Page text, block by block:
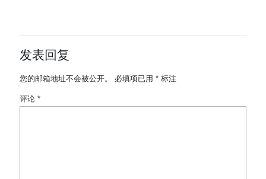
发表回复
您的邮箱地址不会被公开。 必填项已用 * 标注
评论 *